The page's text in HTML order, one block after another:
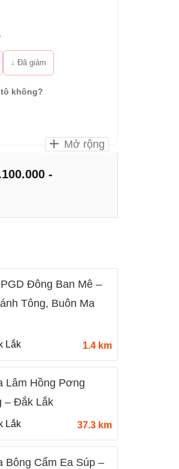
↓ Đã giảm
không?
Mở rộng
-
Đông Ban Mê –
Tông, Buôn Ma
Lắk 1.4 km
Lâm Hồng Pơng
– Đắk Lắk
Lắk 37.3 km
Bông Cẩm Ea Súp –